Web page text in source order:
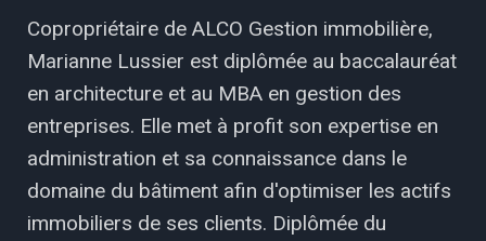
Copropriétaire de ALCO Gestion immobilière,
Marianne Lussier est diplômée au baccalauréat
en architecture et au MBA en gestion des
entreprises. Elle met à profit son expertise en
administration et sa connaissance dans le
domaine du bâtiment afin d'optimiser les actifs
immobiliers de ses clients. Diplômée du